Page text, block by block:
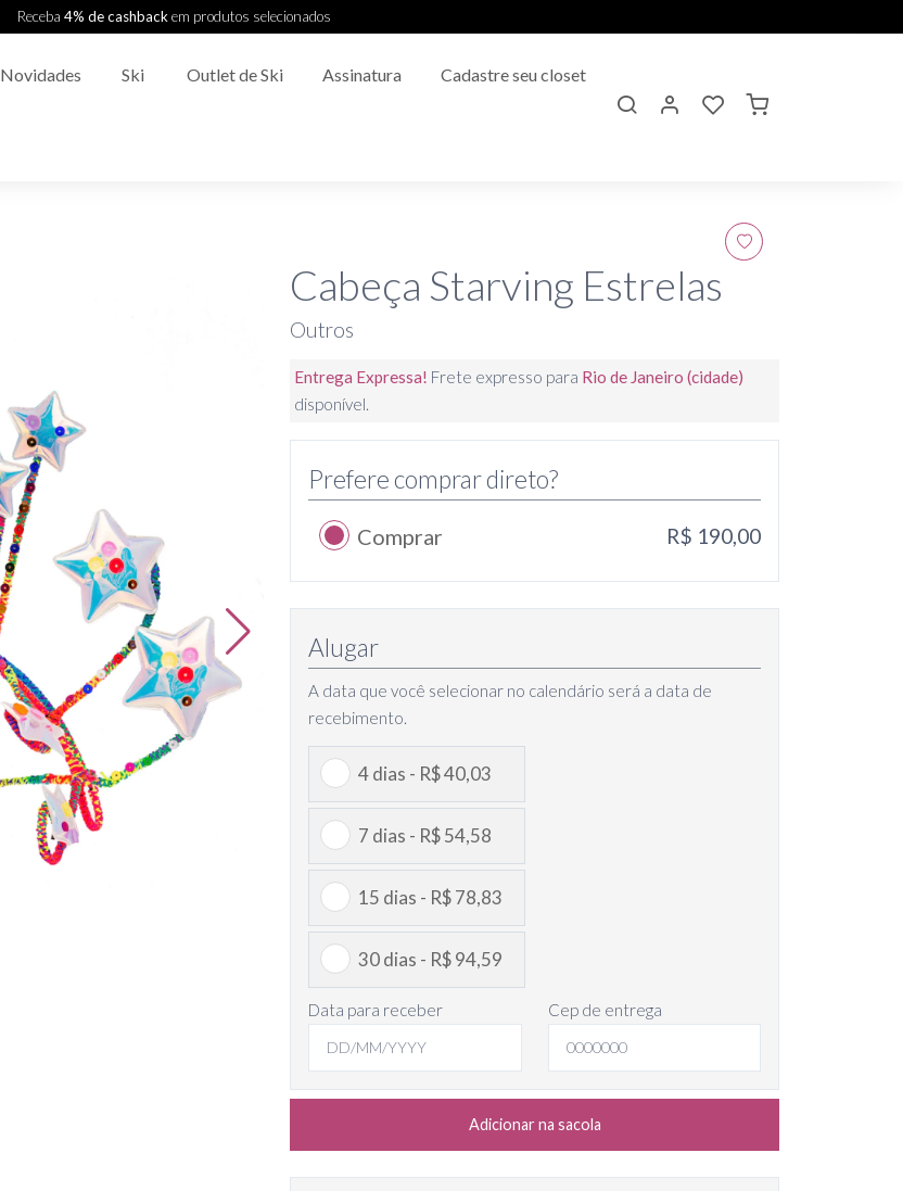
Receba 4% de cashbackem produtos selecionados
Novidades Ski Outlet de Ski Assinatura Cadastre seu closet
Cabeça Starving Estrelas
Outros
Entrega Expressa! Frete expresso para Rio de Janeiro (cidade)
disponível.
Prefere comprar direto?
Comprar R$ 190,00
Alugar
A data que você selecionar no calendário será a data de
recebimento.
4 dias - R$ 40,03
7 dias - R$ 54,58
15 dias - R$ 78,83
30 dias - R$ 94,59
Data para receber Cep de entrega
Adicionar na sacola